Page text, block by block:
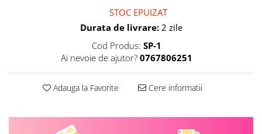
STOC EPUIZAT
Durata de livrare:2 zile
Cod Produs: SP-1
Ai nevoie de ajutor? 0767806251
Adauga la Favorite Cere informatii